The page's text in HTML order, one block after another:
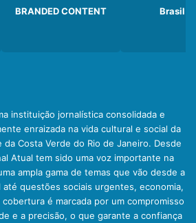
BRANDED CONTENT Brasil
instituição jornalística consolidada e
enraizada na vida cultural e social da
da Costa Verde do Rio de Janeiro. Desde
Atual tem sido uma voz importante na
ampla gama de temas que vão desde a
até questões sociais urgentes, economia,
é marcada por um compromisso
e a precisão, o que garante a confiança